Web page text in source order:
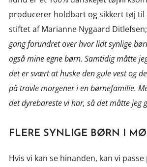
producerer holdbart og sikkert tøj
stiftet af Marianne Nygaard Ditlefsen;
gang forundret over hvor lidt synlige
også mine egne børn. Samtidig måtte
det er svært at huske den gule vest og
på travle morgener i en børnefamilie.
det dyrebareste vi har, så det måtte jeg
FLERE SYNLIGE BØRN I
Hvis vi kan se hinanden, kan vi